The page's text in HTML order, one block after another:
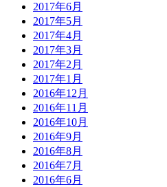
2017年6月
2017年5月
2017年4月
2017年3月
2017年2月
2017年1月
2016年12月
2016年11月
2016年10月
2016年9月
2016年8月
2016年7月
2016年6月